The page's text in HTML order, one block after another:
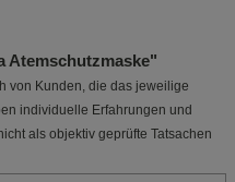
Atemschutzmaske"
von Kunden, die das jeweilige
individuelle Erfahrungen und
als objektiv geprüfte Tatsachen